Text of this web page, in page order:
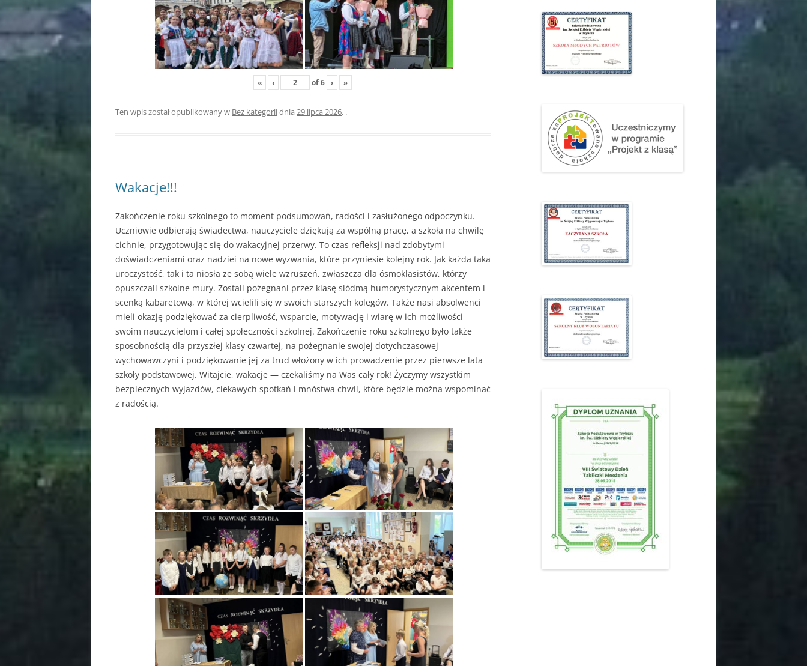
« ‹ of6 › »
Ten wpis został opublikowany w Bez kategoriidnia 29 lipca 2026, .
Wakacje!!!
Zakończenie roku szkolnego to moment podsumowań, radości i zasłużonego odpoczynku.
Uczniowie odbierają świadectwa, nauczyciele dziękują za wspólną pracę, a szkoła na chwilę
cichnie, przygotowując się do wakacyjnej przerwy. To czas refleksji nad zdobytymi
doświadczeniami oraz nadziei na nowe wyzwania, które przyniesie kolejny rok. Jak każda taka
uroczystość, tak i ta niosła ze sobą wiele wzruszeń, zwłaszcza dla ósmoklasistów, którzy
opuszczali szkolne mury. Zostali pożegnani przez klasę siódmą humorystycznym akcentem i
scenką kabaretową, w której wcielili się w swoich starszych kolegów. Także nasi absolwenci
mieli okazję podziękować za cierpliwość, wsparcie, motywację i wiarę w ich możliwości
swoim nauczycielom i całej społeczności szkolnej. Zakończenie roku szkolnego było także
sposobnością dla przyszłej klasy czwartej, na pożegnanie swojej dotychczasowej
wychowawczyni i podziękowanie jej za trud włożony w ich prowadzenie przez pierwsze lata
szkoły podstawowej. Witajcie, wakacje — czekaliśmy na Was cały rok! Życzymy wszystkim
bezpiecznych wyjazdów, ciekawych spotkań i mnóstwa chwil, które będzie można wspominać
z radością.